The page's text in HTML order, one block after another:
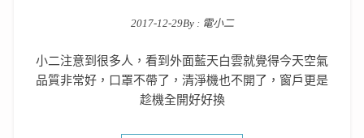
2017-12-29By : 電小二
小二注意到很多人，看到外面藍天白雲就覺得今天空氣
品質非常好，口罩不帶了，清淨機也不開了，窗戶更是
趁機全開好好換